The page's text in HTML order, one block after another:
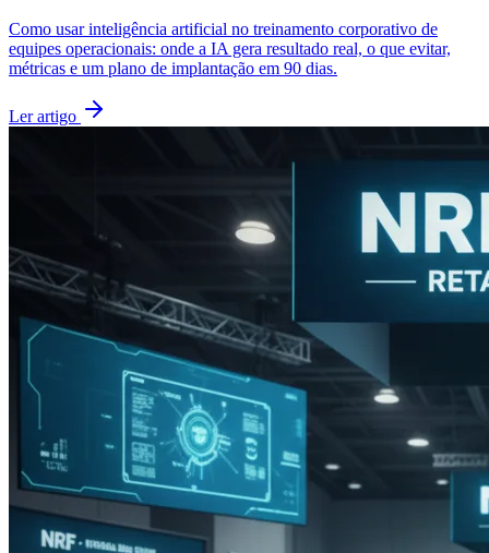
Como usar inteligência artificial no treinamento corporativo de
equipes operacionais: onde a IA gera resultado real, o que evitar,
métricas e um plano de implantação em 90 dias.
Ler artigo